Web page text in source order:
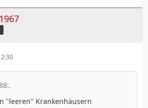
"leeren" Krankenhäusern